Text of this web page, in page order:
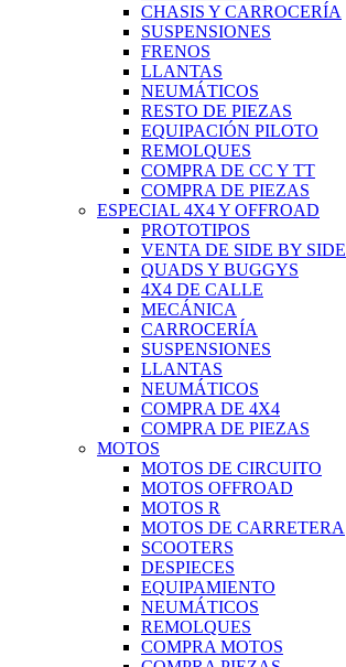
CHASIS Y CARROCERÍA
SUSPENSIONES
FRENOS
LLANTAS
NEUMÁTICOS
RESTO DE PIEZAS
EQUIPACIÓN PILOTO
REMOLQUES
COMPRA DE CC Y TT
COMPRA DE PIEZAS
ESPECIAL 4X4 Y OFFROAD
PROTOTIPOS
VENTA DE SIDE BY SIDE
QUADS Y BUGGYS
4X4 DE CALLE
MECÁNICA
CARROCERÍA
SUSPENSIONES
LLANTAS
NEUMÁTICOS
COMPRA DE 4X4
COMPRA DE PIEZAS
MOTOS
MOTOS DE CIRCUITO
MOTOS OFFROAD
MOTOS R
MOTOS DE CARRETERA
SCOOTERS
DESPIECES
EQUIPAMIENTO
NEUMÁTICOS
REMOLQUES
COMPRA MOTOS